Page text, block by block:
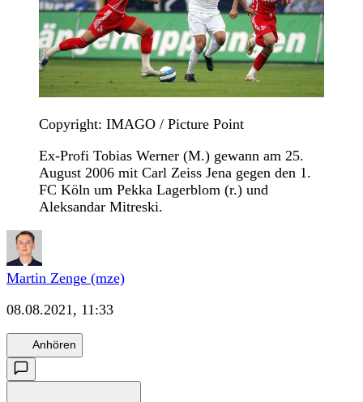
Copyright: IMAGO / Picture Point
Ex-Profi Tobias Werner (M.) gewann am 25.
August 2006 mit Carl Zeiss Jena gegen den 1.
FC Köln um Pekka Lagerblom (r.) und
Aleksandar Mitreski.
Martin Zenge (mze)
08.08.2021, 11:33
Anhören